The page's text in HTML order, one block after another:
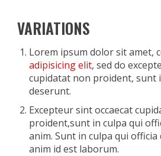
VARIATIONS
Lorem ipsum dolor sit amet,
adipisicing elit, sed do
cupidatat non proident, sunt
deserunt.
Excepteur sint occaecat
proident,sunt in culpa qui
anim. Sunt in culpa qui officia
anim id est laborum.